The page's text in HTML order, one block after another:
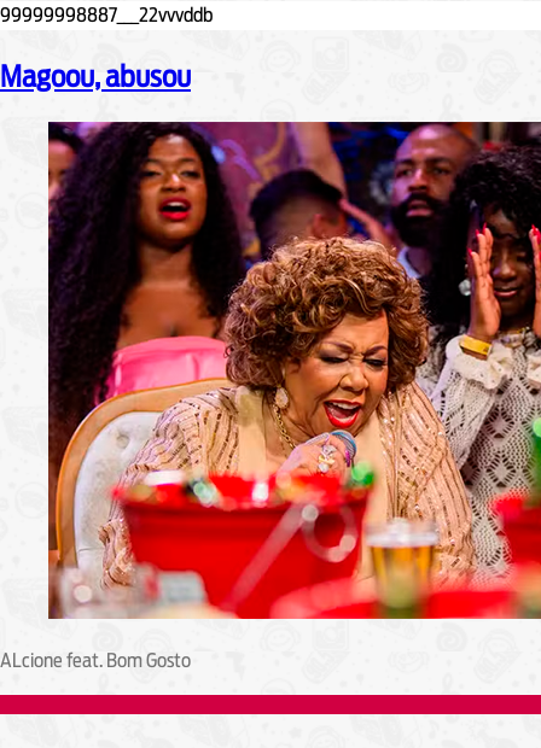
Magoou, abusou
ALcione feat. Bom Gosto